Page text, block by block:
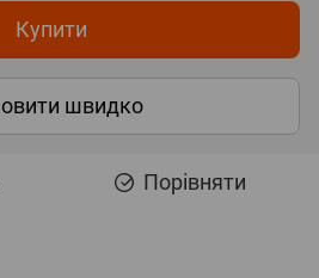
Купити
швидко
Порівняти